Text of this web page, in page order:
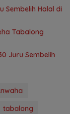
Sembelih Halal di
Tabalong
Juru Sembelih
tabalong